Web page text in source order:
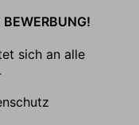
BEWERBUNG!
sich an alle